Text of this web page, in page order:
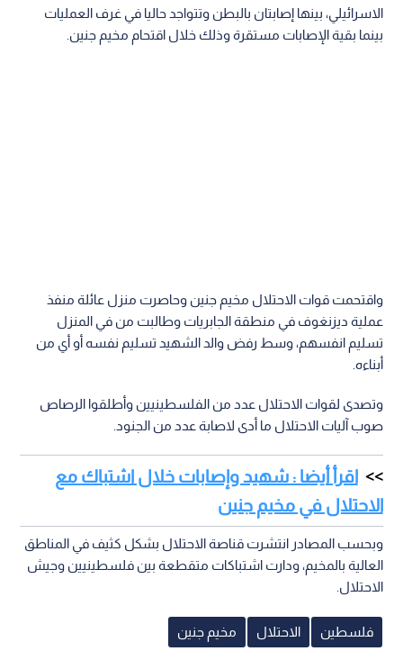
الاسرائيلي، بينها إصابتان بالبطن وتتواجد حاليا في غرف العمليات
بينما بقية الإصابات مستقرة وذلك خلال اقتحام مخيم جنين.
واقتحمت قوات الاحتلال مخيم جنين وحاصرت منزل عائلة منفذ
عملية ديزنغوف في منطقة الجابريات وطالبت من في المنزل
تسليم انفسهم، وسط رفض والد الشهيد تسليم نفسه أو أي من
أبناءه.
وتصدى لقوات الاحتلال عدد من الفلسطينيين وأطلقوا الرصاص
صوب آليات الاحتلال ما أدى لاصابة عدد من الجنود.
اقرأ أيضا : شهيد وإصابات خلال اشتباك مع
الاحتلال في مخيم جنين
وبحسب المصادر انتشرت قناصة الاحتلال بشكل كثيف في المناطق
العالية بالمخيم، ودارت اشتباكات متقطعة بين فلسطينيين وجيش
الاحتلال.
فلسطين الاحتلال مخيم جنين